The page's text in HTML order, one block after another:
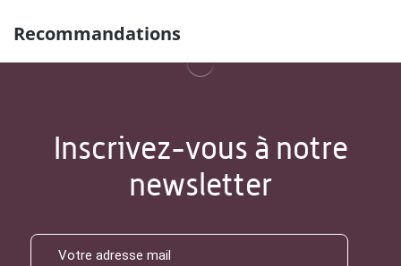
Recommandations
Inscrivez-vous à notre
newsletter